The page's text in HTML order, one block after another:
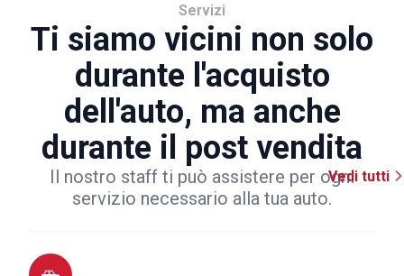
Servizi
Ti siamo vicini non solo
durante l'acquisto
dell'auto, ma anche
durante il post vendita
Il nostro staff ti può assistere per ogni
servizio necessario alla tua auto.
Vedi tutti